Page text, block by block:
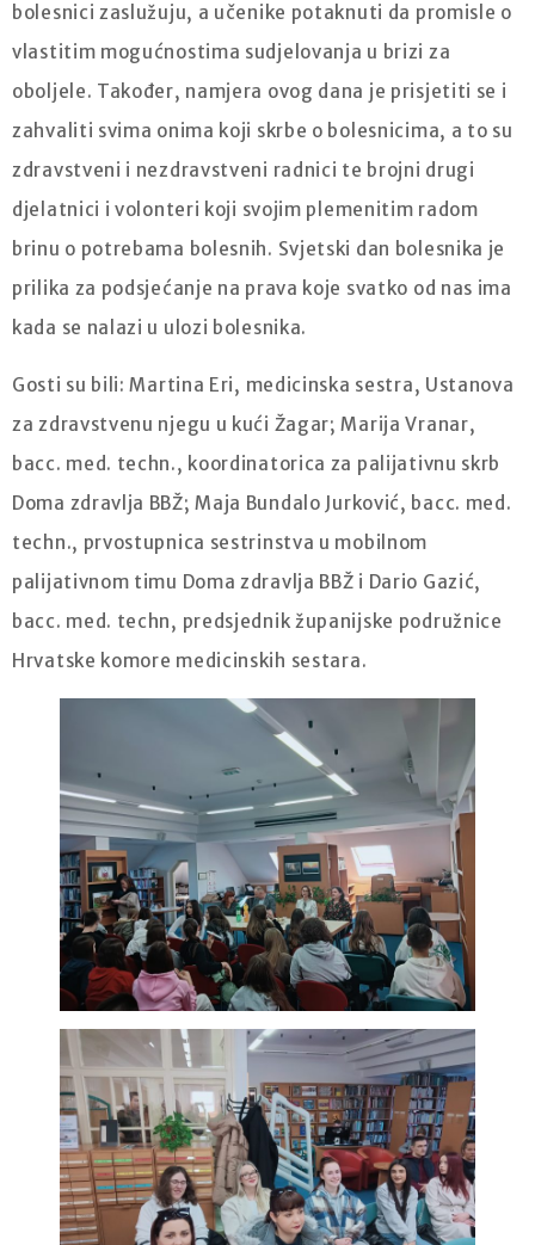
bolesnici zaslužuju, a učenike potaknuti da promisle o
vlastitim mogućnostima sudjelovanja u brizi za
oboljele. Također, namjera ovog dana je prisjetiti se i
zahvaliti svima onima koji skrbe o bolesnicima, a to su
zdravstveni i nezdravstveni radnici te brojni drugi
djelatnici i volonteri koji svojim plemenitim radom
brinu o potrebama bolesnih. Svjetski dan bolesnika je
prilika za podsjećanje na prava koje svatko od nas ima
kada se nalazi u ulozi bolesnika.
Gosti su bili: Martina Eri, medicinska sestra, Ustanova
za zdravstvenu njegu u kući Žagar; Marija Vranar,
bacc. med. techn., koordinatorica za palijativnu skrb
Doma zdravlja BBŽ; Maja Bundalo Jurković, bacc. med.
techn., prvostupnica sestrinstva u mobilnom
palijativnom timu Doma zdravlja BBŽ i Dario Gazić,
bacc. med. techn, predsjednik županijske podružnice
Hrvatske komore medicinskih sestara.